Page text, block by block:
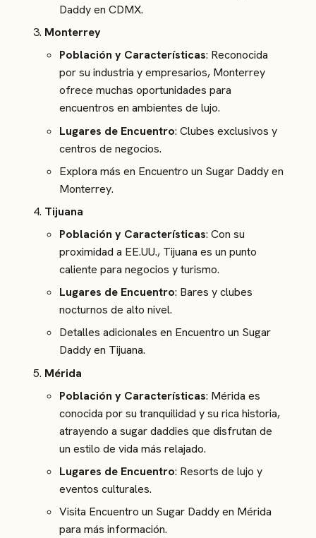
Daddy en CDMX.
Monterrey
Población y Características: Reconocida
por su industria y empresarios, Monterrey
ofrece muchas oportunidades para
encuentros en ambientes de lujo.
Lugares de Encuentro: Clubes exclusivos y
centros de negocios.
Explora más en Encuentro un Sugar Daddy en
Monterrey.
Tijuana
Población y Características: Con su
proximidad a EE.UU., Tijuana es un punto
caliente para negocios y turismo.
Lugares de Encuentro: Bares y clubes
nocturnos de alto nivel.
Detalles adicionales en Encuentro un Sugar
Daddy en Tijuana.
Mérida
Población y Características: Mérida es
conocida por su tranquilidad y su rica historia,
atrayendo a sugar daddies que disfrutan de
un estilo de vida más relajado.
Lugares de Encuentro: Resorts de lujo y
eventos culturales.
Visita Encuentro un Sugar Daddy en Mérida
para más información.